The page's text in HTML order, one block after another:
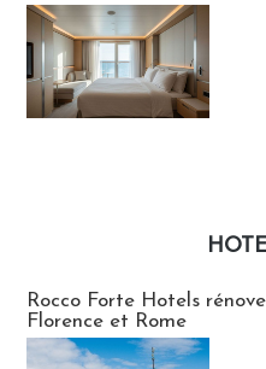
Rocco Forte Hotels
Florence et Rome